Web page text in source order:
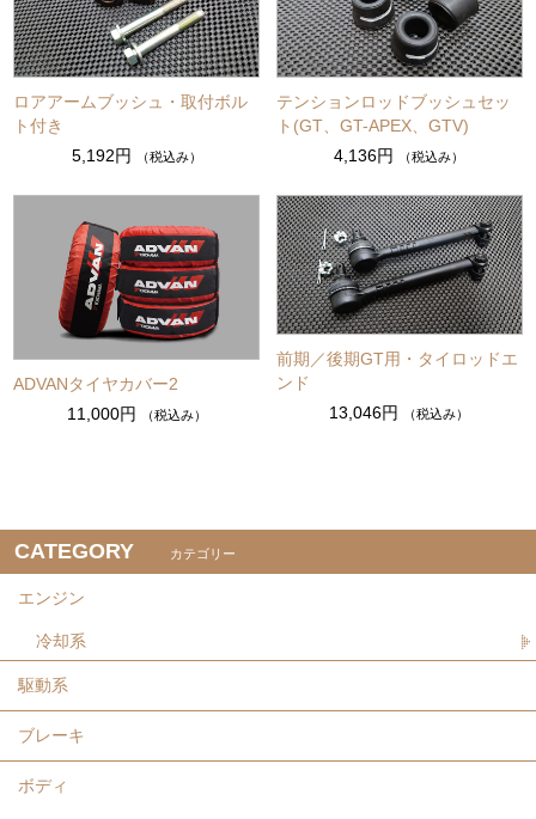
ロアアームブッシュ・取付ボル
ト付き
5,192円
（税込み）
テンションロッドブッシュセッ
ト(GT、GT-APEX、GTV)
4,136円
（税込み）
ADVANタイヤカバー2
11,000円
（税込み）
前期／後期GT用・タイロッドエ
ンド
13,046円
（税込み）
CATEGORY カテゴリー
エンジン
冷却系
駆動系
ブレーキ
ボディ